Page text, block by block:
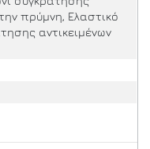
πρύμνη, Ελαστικό
αντικειμένων